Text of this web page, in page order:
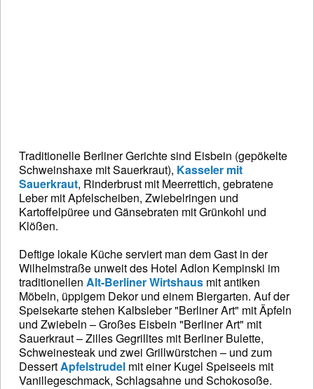
Traditionelle Berliner Gerichte sind Eisbein (gepökelte
Schweinshaxe mit Sauerkraut), Kasseler mit
Sauerkraut, Rinderbrust mit Meerrettich, gebratene
Leber mit Apfelscheiben, Zwiebelringen und
Kartoffelpüree und Gänsebraten mit Grünkohl und
Klößen.
Deftige lokale Küche serviert man dem Gast in der
Wilhelmstraße unweit des Hotel Adlon Kempinski im
traditionellen Alt-Berliner Wirtshaus mit antiken
Möbeln, üppigem Dekor und einem Biergarten. Auf der
Speisekarte stehen Kalbsleber "Berliner Art" mit Äpfeln
und Zwiebeln – Großes Eisbein "Berliner Art" mit
Sauerkraut – Zilles Gegrilltes mit Berliner Bulette,
Schweinesteak und zwei Grillwürstchen – und zum
Dessert Apfelstrudel mit einer Kugel Speiseeis mit
Vanillegeschmack, Schlagsahne und Schokosoße.